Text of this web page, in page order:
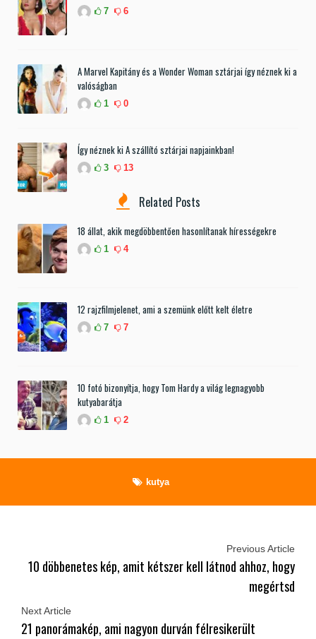
7 6
A Marvel Kapitány és a Wonder Woman sztárjai így néznek ki a
valóságban
1 0
Így néznek ki A szállító sztárjai napjainkban!
3 13
Related Posts
18 állat, akik megdöbbentően hasonlítanak hírességekre
1 4
12 rajzfilmjelenet, ami a szemünk előtt kelt életre
7 7
10 fotó bizonyítja, hogy Tom Hardy a világ legnagyobb
kutyabarátja
1 2
kutya
Previous Article
10 döbbenetes kép, amit kétszer kell látnod ahhoz, hogy
megértsd
Next Article
21 panorámakép, ami nagyon durván félresikerült